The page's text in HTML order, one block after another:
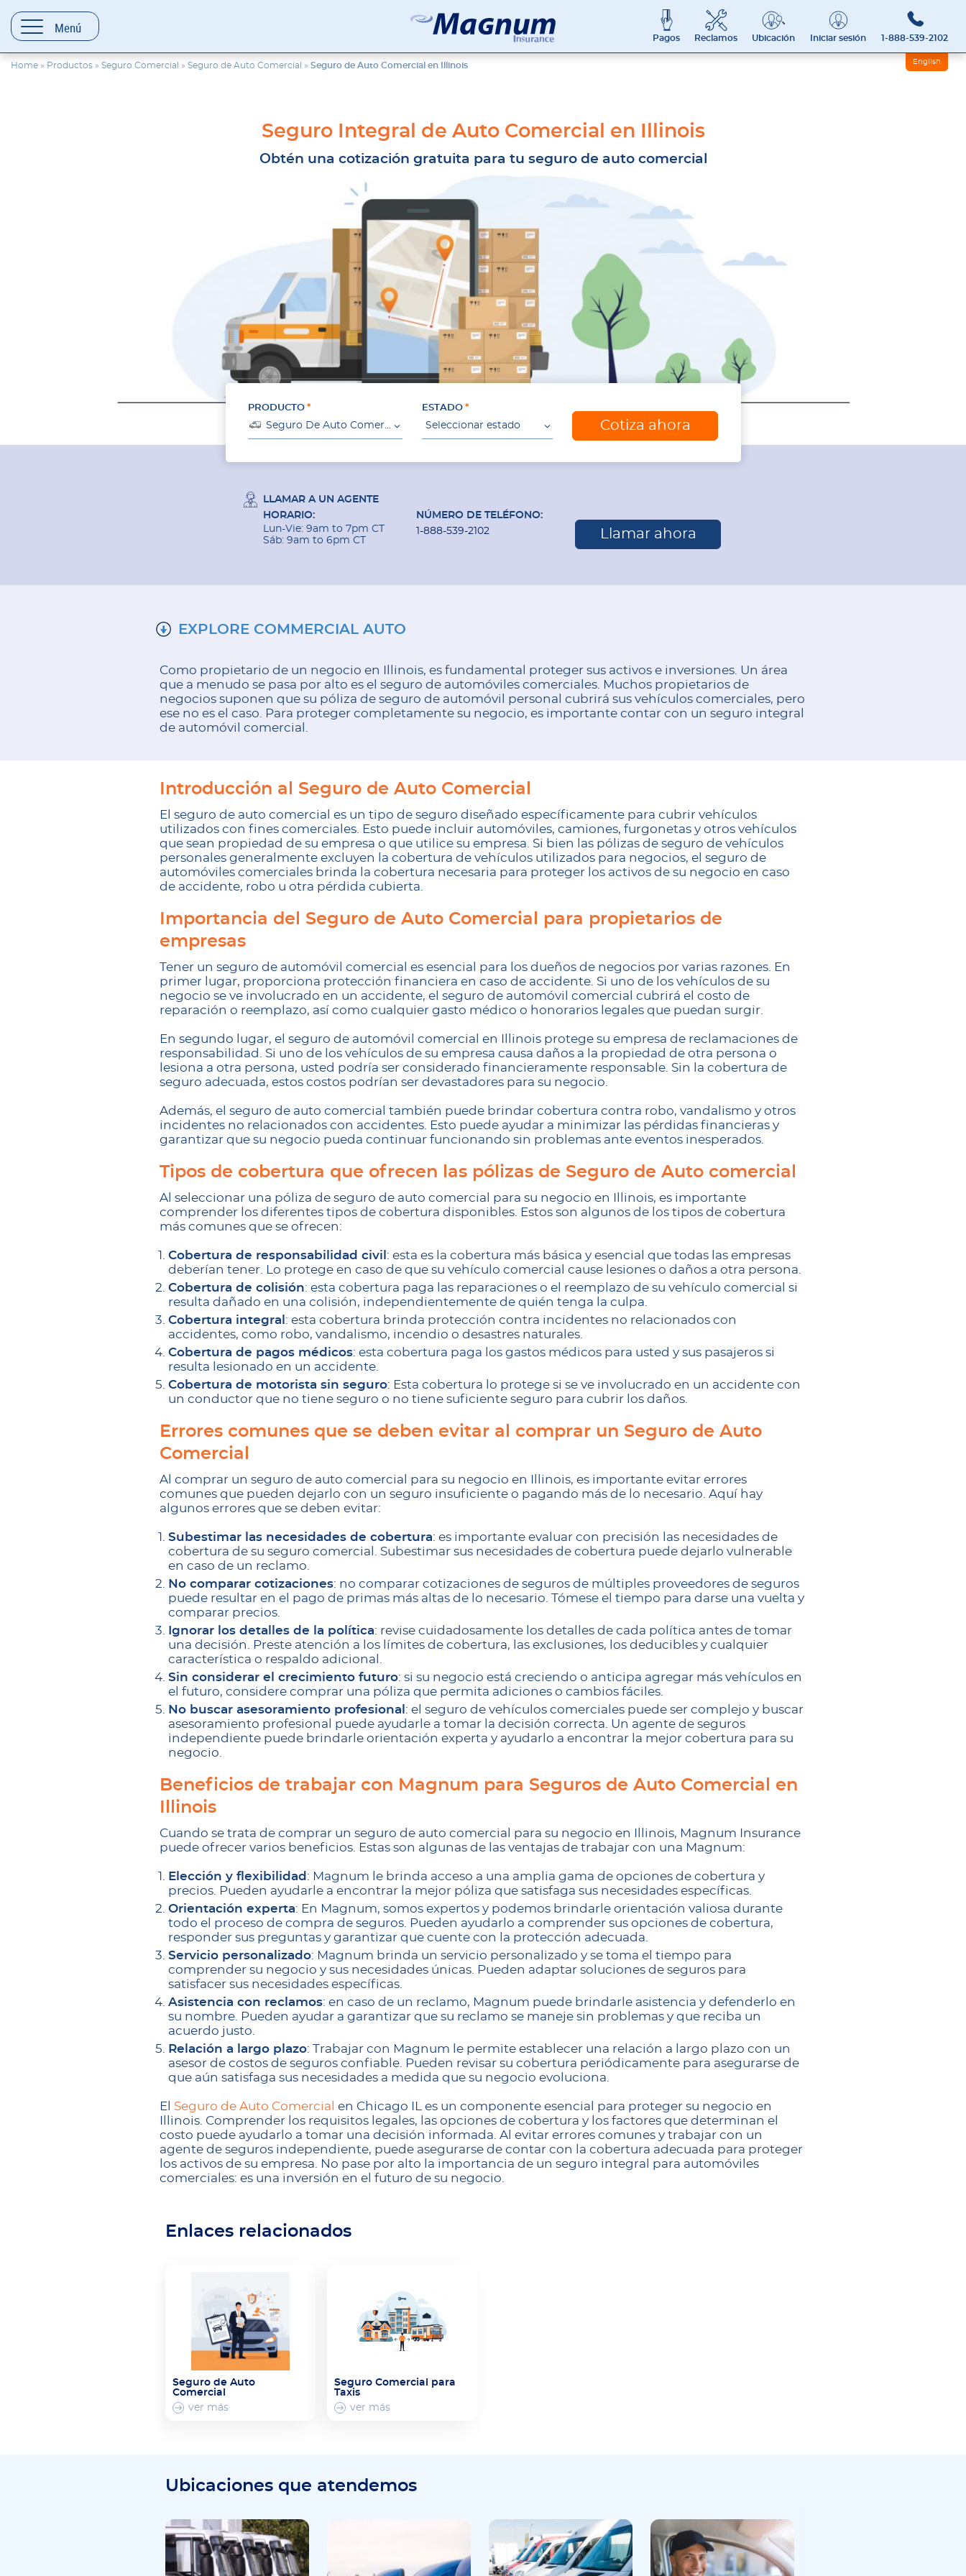
contenido
Menú
Seguros
Agencia
Suburbios
Pagos Reclamos Ubicación Iniciar sesión 1-888-539-2102
English
Home » Productos » Seguro Comercial » Seguro de Auto Comercial » Seguro de Auto Comercial en Illinois
Seguro Integral de Auto Comercial en Illinois
Obtén una cotización gratuita para tu seguro de auto comercial
PRODUCTO ESTADO
Seleccionar estado Cotiza ahora
LLAMAR A UN AGENTE
HORARIO:
Lun-Vie: 9am to 7pm CT
Sáb: 9am to 6pm CT
NÚMERO DE TELÉFONO:
1-888-539-2102
Llamar ahora
EXPLORE COMMERCIAL AUTO
Como propietario de un negocio en Illinois, es fundamental proteger sus activos e inversiones. Un área
que a menudo se pasa por alto es el seguro de automóviles comerciales. Muchos propietarios de
negocios suponen que su póliza de seguro de automóvil personal cubrirá sus vehículos comerciales, pero
ese no es el caso. Para proteger completamente su negocio, es importante contar con un seguro integral
de automóvil comercial.
Introducción al Seguro de Auto Comercial
El seguro de auto comercial es un tipo de seguro diseñado específicamente para cubrir vehículos
utilizados con fines comerciales. Esto puede incluir automóviles, camiones, furgonetas y otros vehículos
que sean propiedad de su empresa o que utilice su empresa. Si bien las pólizas de seguro de vehículos
personales generalmente excluyen la cobertura de vehículos utilizados para negocios, el seguro de
automóviles comerciales brinda la cobertura necesaria para proteger los activos de su negocio en caso
de accidente, robo u otra pérdida cubierta.
Importancia del Seguro de Auto Comercial para propietarios de
empresas
Tener un seguro de automóvil comercial es esencial para los dueños de negocios por varias razones. En
primer lugar, proporciona protección financiera en caso de accidente. Si uno de los vehículos de su
negocio se ve involucrado en un accidente, el seguro de automóvil comercial cubrirá el costo de
reparación o reemplazo, así como cualquier gasto médico o honorarios legales que puedan surgir.
En segundo lugar, el seguro de automóvil comercial en Illinois protege su empresa de reclamaciones de
responsabilidad. Si uno de los vehículos de su empresa causa daños a la propiedad de otra persona o
lesiona a otra persona, usted podría ser considerado financieramente responsable. Sin la cobertura de
seguro adecuada, estos costos podrían ser devastadores para su negocio.
Además, el seguro de auto comercial también puede brindar cobertura contra robo, vandalismo y otros
incidentes no relacionados con accidentes. Esto puede ayudar a minimizar las pérdidas financieras y
garantizar que su negocio pueda continuar funcionando sin problemas ante eventos inesperados.
Tipos de cobertura que ofrecen las pólizas de Seguro de Auto comercial
Al seleccionar una póliza de seguro de auto comercial para su negocio en Illinois, es importante
comprender los diferentes tipos de cobertura disponibles. Estos son algunos de los tipos de cobertura
más comunes que se ofrecen:
Cobertura de responsabilidad civil : esta es la cobertura más básica y esencial que todas las empresas
deberían tener. Lo protege en caso de que su vehículo comercial cause lesiones o daños a otra persona.
Cobertura de colisión: esta cobertura paga las reparaciones o el reemplazo de su vehículo comercial si
resulta dañado en una colisión, independientemente de quién tenga la culpa.
Cobertura integral : esta cobertura brinda protección contra incidentes no relacionados con
accidentes, como robo, vandalismo, incendio o desastres naturales.
Cobertura de pagos médicos: esta cobertura paga los gastos médicos para usted y sus pasajeros si
resulta lesionado en un accidente.
Cobertura de motorista sin seguro: Esta cobertura lo protege si se ve involucrado en un accidente con
un conductor que no tiene seguro o no tiene suficiente seguro para cubrir los daños.
Errores comunes que se deben evitar al comprar un Seguro de Auto
Comercial
Al comprar un seguro de auto comercial para su negocio en Illinois, es importante evitar errores
comunes que pueden dejarlo con un seguro insuficiente o pagando más de lo necesario. Aquí hay
algunos errores que se deben evitar:
Subestimar las necesidades de cobertura: es importante evaluar con precisión las necesidades de
cobertura de su seguro comercial. Subestimar sus necesidades de cobertura puede dejarlo vulnerable
en caso de un reclamo.
No comparar cotizaciones: no comparar cotizaciones de seguros de múltiples proveedores de seguros
puede resultar en el pago de primas más altas de lo necesario. Tómese el tiempo para darse una vuelta y
comparar precios.
Ignorar los detalles de la política: revise cuidadosamente los detalles de cada política antes de tomar
una decisión. Preste atención a los límites de cobertura, las exclusiones, los deducibles y cualquier
característica o respaldo adicional.
Sin considerar el crecimiento futuro: si su negocio está creciendo o anticipa agregar más vehículos en
el futuro, considere comprar una póliza que permita adiciones o cambios fáciles.
No buscar asesoramiento profesional : el seguro de vehículos comerciales puede ser complejo y buscar
asesoramiento profesional puede ayudarle a tomar la decisión correcta. Un agente de seguros
independiente puede brindarle orientación experta y ayudarlo a encontrar la mejor cobertura para su
negocio.
Beneficios de trabajar con Magnum para Seguros de Auto Comercial en
Illinois
Cuando se trata de comprar un seguro de auto comercial para su negocio en Illinois, Magnum Insurance
puede ofrecer varios beneficios. Estas son algunas de las ventajas de trabajar con una Magnum:
Elección y flexibilidad : Magnum le brinda acceso a una amplia gama de opciones de cobertura y
precios. Pueden ayudarle a encontrar la mejor póliza que satisfaga sus necesidades específicas.
Orientación experta: En Magnum, somos expertos y podemos brindarle orientación valiosa durante
todo el proceso de compra de seguros. Pueden ayudarlo a comprender sus opciones de cobertura,
responder sus preguntas y garantizar que cuente con la protección adecuada.
Servicio personalizado: Magnum brinda un servicio personalizado y se toma el tiempo para
comprender su negocio y sus necesidades únicas. Pueden adaptar soluciones de seguros para
satisfacer sus necesidades específicas.
Asistencia con reclamos: en caso de un reclamo, Magnum puede brindarle asistencia y defenderlo en
su nombre. Pueden ayudar a garantizar que su reclamo se maneje sin problemas y que reciba un
acuerdo justo.
Relación a largo plazo: Trabajar con Magnum le permite establecer una relación a largo plazo con un
asesor de costos de seguros confiable. Pueden revisar su cobertura periódicamente para asegurarse de
que aún satisfaga sus necesidades a medida que su negocio evoluciona.
El Seguro de Auto Comercial en Chicago IL es un componente esencial para proteger su negocio en
Illinois. Comprender los requisitos legales, las opciones de cobertura y los factores que determinan el
costo puede ayudarlo a tomar una decisión informada. Al evitar errores comunes y trabajar con un
agente de seguros independiente, puede asegurarse de contar con la cobertura adecuada para proteger
los activos de su empresa. No pase por alto la importancia de un seguro integral para automóviles
comerciales: es una inversión en el futuro de su negocio.
Enlaces relacionados
Seguro de Auto
Comercial
ver más
Seguro Comercial para
Taxis
ver más
Ubicaciones que atendemos